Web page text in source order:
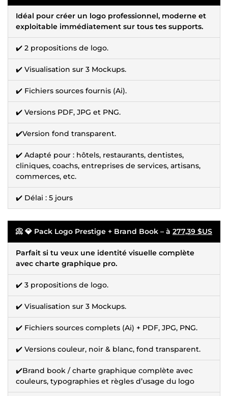
Idéal pour créer un logo professionnel, moderne et
exploitable immédiatement sur tous tes supports.
✔️ 2 propositions de logo.
✔️ Visualisation sur 3 Mockups.
✔️ Fichiers sources fournis (Ai).
✔️ Versions PDF, JPG et PNG.
✔️Version fond transparent.
✔️ Adapté pour : hôtels, restaurants, dentistes,
cliniques, coachs, entreprises de services, artisans,
commerces, etc.
✔️ Délai : 5 jours
📀 💎 Pack Logo Prestige + Brand Book – à 277,39 $US
Parfait si tu veux une identité visuelle complète
avec charte graphique pro.
✔️ 3 propositions de logo.
✔️ Visualisation sur 3 Mockups.
✔️ Fichiers sources complets (Ai) + PDF, JPG, PNG.
✔️ Versions couleur, noir & blanc, fond transparent.
✔️Brand book / charte graphique complète avec
couleurs, typographies et règles d’usage du logo